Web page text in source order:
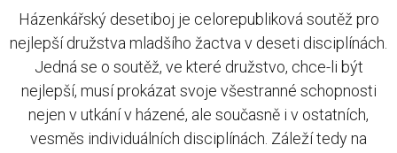
Házenkářský desetiboj je celorepubliková soutěž pro
nejlepší družstva mladšího žactva v deseti disciplínách.
Jedná se o soutěž, ve které družstvo, chce-li být
nejlepší, musí prokázat svoje všestranné schopnosti
nejen v utkání v házené, ale současně i v ostatních,
vesměs individuálních disciplínách. Záleží tedy na